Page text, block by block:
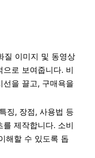
질 이미지 및 동영상
로 보여줍니다. 비
을 끌고, 구매욕을
징, 장점, 사용법 등
제작합니다. 소비
해할 수 있도록 돕